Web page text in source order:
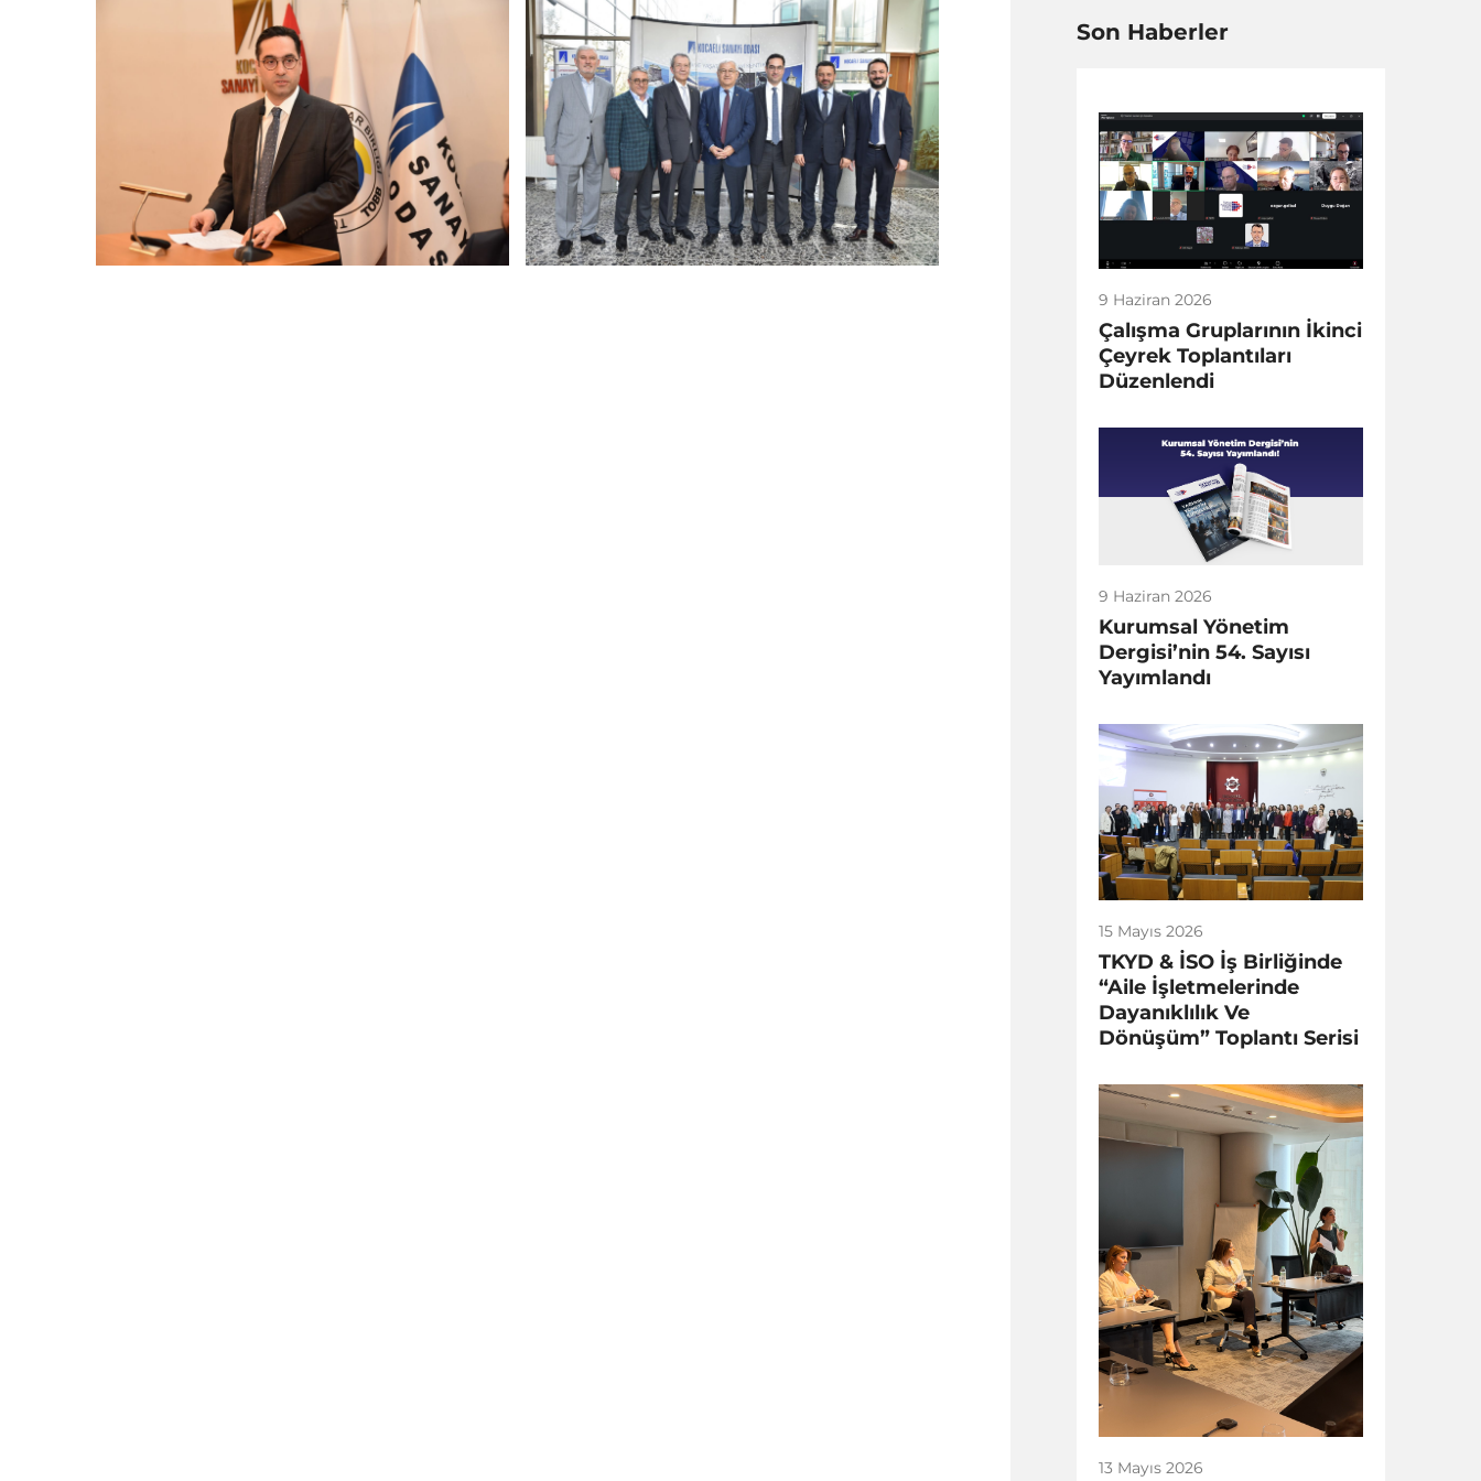
Son Haberler
9 Haziran 2026
Çalışma Gruplarının İkinci
Çeyrek Toplantıları
Düzenlendi
9 Haziran 2026
Kurumsal Yönetim
Dergisi’nin 54. Sayısı
Yayımlandı
15 Mayıs 2026
TKYD & İSO İş Birliğinde
“Aile İşletmelerinde
Dayanıklılık Ve
Dönüşüm” Toplantı Serisi
13 Mayıs 2026